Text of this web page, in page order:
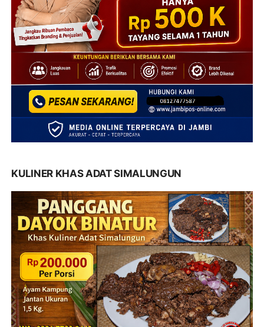
KULINER KHAS ADAT SIMALUNGUN